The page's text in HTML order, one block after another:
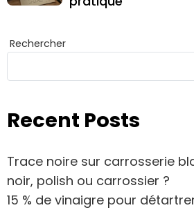
Rechercher
Recent Posts
Trace noire sur carrosserie
noir, polish ou carrossier ?
15 % de vinaigre pour